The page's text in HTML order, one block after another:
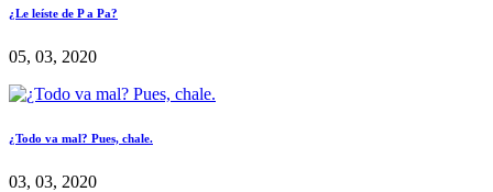
¿Le leíste de P a Pa?
05, 03, 2020
¿Todo va mal? Pues, chale.
03, 03, 2020